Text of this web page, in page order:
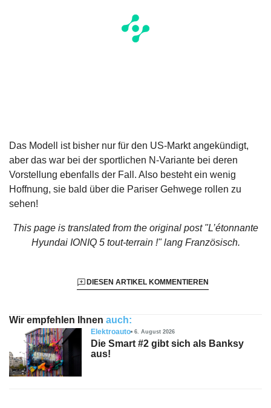
Das Modell ist bisher nur für den US‑Markt angekündigt,
aber das war bei der sportlichen N‑Variante bei deren
Vorstellung ebenfalls der Fall. Also besteht ein wenig
Hoffnung, sie bald über die Pariser Gehwege rollen zu
sehen!
This page is translated from the original post "L’étonnante
Hyundai IONIQ 5 tout-terrain !"lang Französisch.
DIESEN ARTIKEL KOMMENTIEREN
Wir empfehlen Ihnen auch:
Elektroauto 6. August 2026
Die Smart #2 gibt sich als Banksy
aus!